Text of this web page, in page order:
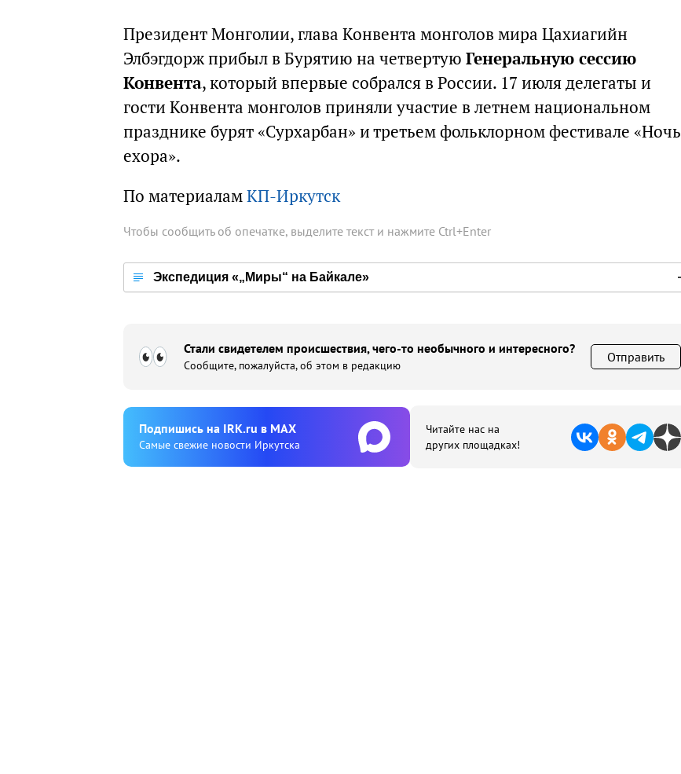
Президент Монголии, глава Конвента монголов мира Цахиагийн
Элбэгдорж прибыл в Бурятию на четвертую Генеральную сессию
Конвента, который впервые собрался в России. 17 июля делегаты и
гости Конвента монголов приняли участие в летнем национальном
празднике бурят «Сурхарбан» и третьем фольклорном фестивале «Ночь
ехора».
По материаламКП-Иркутск
Чтобы сообщить об опечатке, выделите текст и нажмите Ctrl+Enter
Экспедиция «„Миры“ на Байкале»
Стали свидетелем происшествия, чего-то необычного и интересного?
Сообщите, пожалуйста, об этом в редакцию
Отправить
Подпишиcь на IRK.ru в MAX
Cамые свежие новости Иркутска
Читайте нас на
других площадках!